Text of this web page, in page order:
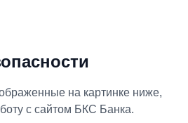
на картинке ниже,
с сайтом БКС Банка.